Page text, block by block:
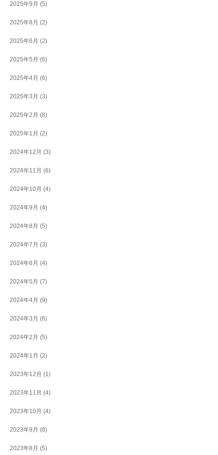
2025年9月 (5)
2025年8月 (2)
2025年6月 (2)
2025年5月 (6)
2025年4月 (6)
2025年3月 (3)
2025年2月 (8)
2025年1月 (2)
2024年12月 (3)
2024年11月 (6)
2024年10月 (4)
2024年9月 (4)
2024年8月 (5)
2024年7月 (3)
2024年6月 (4)
2024年5月 (7)
2024年4月 (9)
2024年3月 (6)
2024年2月 (5)
2024年1月 (2)
2023年12月 (1)
2023年11月 (4)
2023年10月 (4)
2023年9月 (8)
2023年8月 (5)